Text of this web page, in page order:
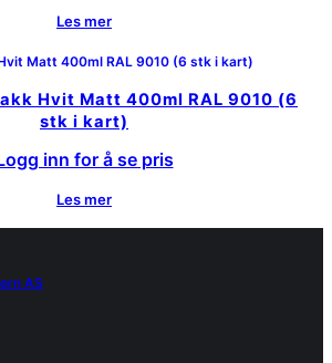
Les mer
Hvit Matt 400ml RAL 9010 (6
stk i kart)
inn for å se pris
Les mer